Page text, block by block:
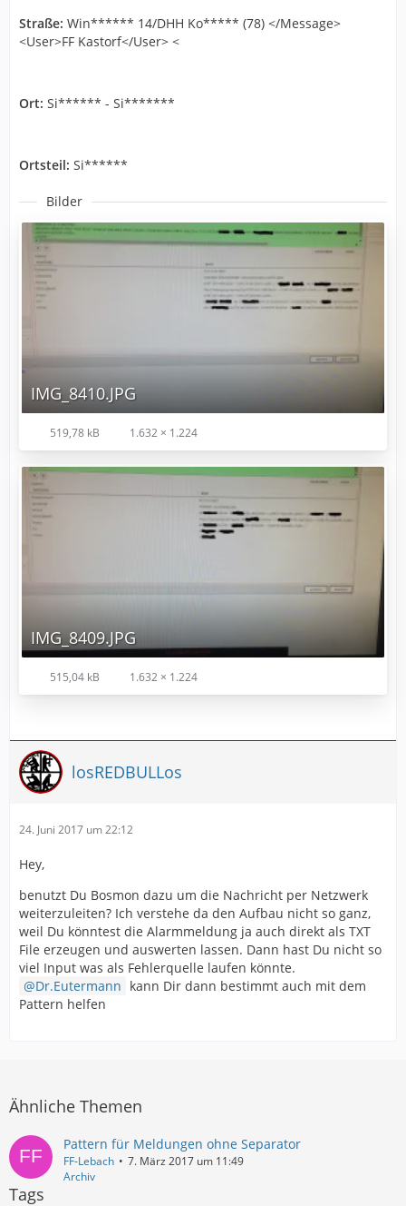
Straße: Win****** 14/DHH Ko***** (78) </Message>
<User>FF Kastorf</User> <
Ort: Si****** - Si*******
Ortsteil: Si******
Bilder
IMG_8410.JPG
519,78 kB 1.632 × 1.224
IMG_8409.JPG
515,04 kB 1.632 × 1.224
losREDBULLos
24. Juni 2017 um 22:12
Hey,
benutzt Du Bosmon dazu um die Nachricht per Netzwerk
weiterzuleiten? Ich verstehe da den Aufbau nicht so ganz,
weil Du könntest die Alarmmeldung ja auch direkt als TXT
File erzeugen und auswerten lassen. Dann hast Du nicht so
viel Input was als Fehlerquelle laufen könnte.
Dr.Eutermann kann Dir dann bestimmt auch mit dem
Pattern helfen
Ähnliche Themen
Pattern für Meldungen ohne Separator
FF-Lebach
7. März 2017 um 11:49
Archiv
Tags